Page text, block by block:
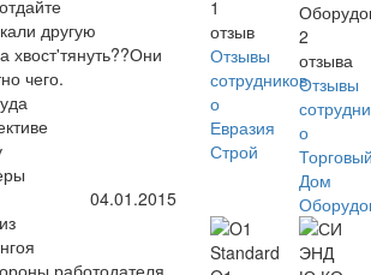
другую
хвост'тянуть??Они
чего.
04.01.2015
работодателя
1
отзыв
Отзывы
сотрудников
о
Евразия
Строй
2
отзыва
Отзывы
о
Дом